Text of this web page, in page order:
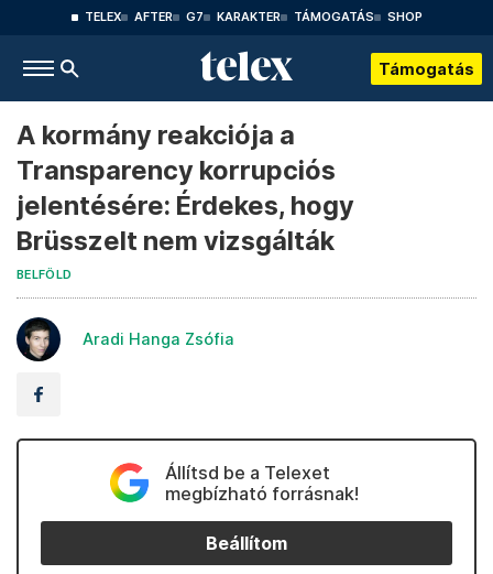
TELEX AFTER G7 KARAKTER TÁMOGATÁS SHOP
Támogatás
A kormány reakciója a
Transparency korrupciós
jelentésére: Érdekes, hogy
Brüsszelt nem vizsgálták
BELFÖLD
Aradi Hanga Zsófia
Állítsd be a Telexet
megbízható forrásnak!
Beállítom